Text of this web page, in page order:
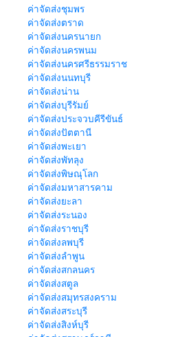
ค่าจัดส่งชุมพร
ค่าจัดส่งตราด
ค่าจัดส่งนครนายก
ค่าจัดส่งนครพนม
ค่าจัดส่งนครศรีธรรมราช
ค่าจัดส่งนนทบุรี
ค่าจัดส่งน่าน
ค่าจัดส่งบุรีรัมย์
ค่าจัดส่งประจวบคีรีขันธ์
ค่าจัดส่งปัตตานี
ค่าจัดส่งพะเยา
ค่าจัดส่งพัทลุง
ค่าจัดส่งพิษณุโลก
ค่าจัดส่งมหาสารคาม
ค่าจัดส่งยะลา
ค่าจัดส่งระนอง
ค่าจัดส่งราชบุรี
ค่าจัดส่งลพบุรี
ค่าจัดส่งลำพูน
ค่าจัดส่งสกลนคร
ค่าจัดส่งสตูล
ค่าจัดส่งสมุทรสงคราม
ค่าจัดส่งสระบุรี
ค่าจัดส่งสิงห์บุรี